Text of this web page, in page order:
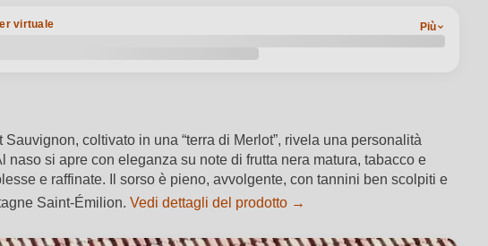
virtuale Più
coltivato in una “terra di Merlot”, rivela una personalità
si apre con eleganza su note di frutta nera matura, tabacco e
e raffinate. Il sorso è pieno, avvolgente, con tannini ben scolpiti e
Saint-Émilion. Vedi dettagli del prodotto →